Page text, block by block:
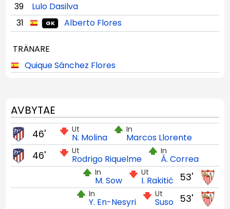
39
Lulo Dasilva
31
GK Alberto Flores
TRÄNARE
Quique Sánchez Flores
AVBYTAE
Ut
N. Molina
In
Marcos Llorente
46'
Ut
Rodrigo Riquelme
In
Á. Correa
46'
53'
Ut
I. Rakitić
In
M. Sow
53'
Ut
Suso
In
Y. En-Nesyri